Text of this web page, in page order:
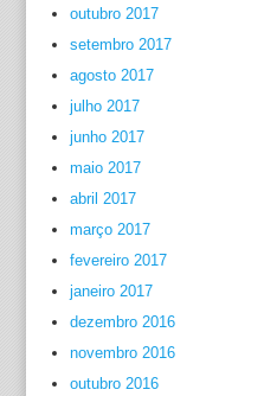
outubro 2017
setembro 2017
agosto 2017
julho 2017
junho 2017
maio 2017
abril 2017
março 2017
fevereiro 2017
janeiro 2017
dezembro 2016
novembro 2016
outubro 2016